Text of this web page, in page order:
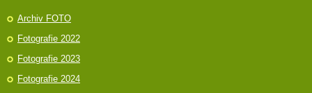
Archiv FOTO
Fotografie 2022
Fotografie 2023
Fotografie 2024